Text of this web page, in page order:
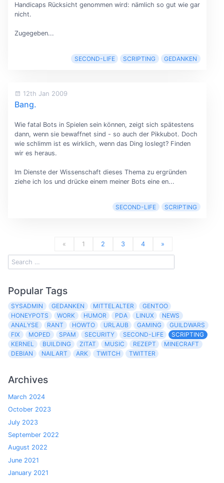
Handicaps Rücksicht genommen wird: nämlich so gut wie gar
nicht.
Zugegeben...
SECOND-LIFE SCRIPTING GEDANKEN
12th Jan 2009
Bang.
Wie fatal Bots in Spielen sein können, zeigt sich spätestens
dann, wenn sie bewaffnet sind - so auch der Pikkubot. Doch
wie schlimm ist es wirklich, wenn das Ding loslegt? Finden
wir es heraus.
Im Dienste der Wissenschaft dieses Thema zu ergründen
ziehe ich los und drücke einem meiner Bots eine en...
SECOND-LIFE SCRIPTING
« 1 2 3 4 »
Popular Tags
SYSADMIN GEDANKEN MITTELALTER
GENTOO
HONEYPOTS
WORK HUMOR PDA LINUX
NEWS
ANALYSE
RANT HOWTO URLAUB GAMING
GUILDWARS
FIX
MOPED SPAM SECURITY SECOND-LIFE
SCRIPTING
KERNEL
BUILDING ZITAT MUSIC REZEPT
MINECRAFT
DEBIAN
NAILART ARK TWITCH TWITTER
Archives
March 2024
October 2023
July 2023
September 2022
August 2022
June 2021
January 2021